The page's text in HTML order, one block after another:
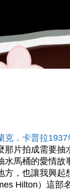
克．卡普拉1937
那片拍成需要抽
水馬桶的愛情故
方，也讓我興起
Hilton）這部